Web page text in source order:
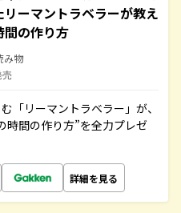
ーマントラベラーが教え
間の作り方
み物
売
「リーマントラベラー」が、
時間の作り方”を全力プレゼ
詳細を見る